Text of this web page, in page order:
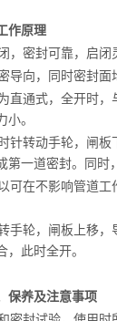
作原理
，密封可靠，启闭
导向，同时密封面
直通式，全开时
。
针转动手轮，闸
第一道密封。同时
可在不影响管道
手轮，闸板上移
，此时全开。
保养及注意事项